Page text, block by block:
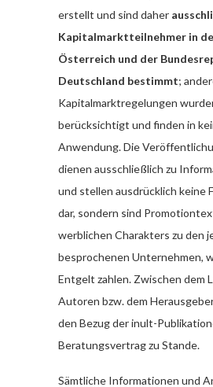
erstellt und sind daher
Kapitalmarktteilnehmer in
Österreich und der
Deutschland bestimmt;
Kapitalmarktregelungen
berücksichtigt und finden in
Anwendung. Die
dienen ausschließlich zu
und stellen ausdrücklich keine
dar, sondern sind
werblichen Charakters zu den
besprochenen Unternehmen,
Entgelt zahlen. Zwischen dem
Autoren bzw. dem
den Bezug der inult-
Beratungsvertrag zu Stande.
Sämtliche Informationen und